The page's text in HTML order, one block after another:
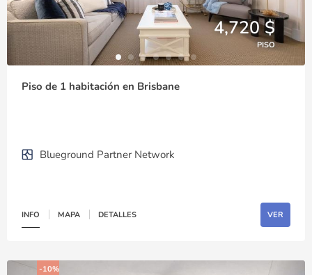
4,720 $
PISO
Piso de 1 habitación en Brisbane
Blueground Partner Network
INFO MAPA DETALLES VER
-10%